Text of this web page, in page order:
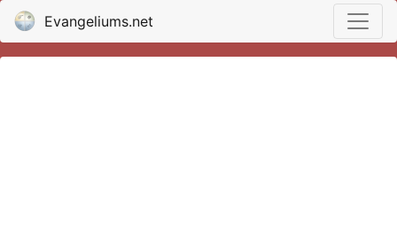
Evangeliums.net